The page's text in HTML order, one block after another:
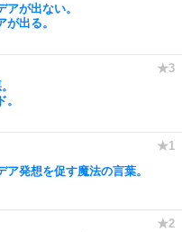
が出ない。
出る。
ア発想を促す魔法の言葉。